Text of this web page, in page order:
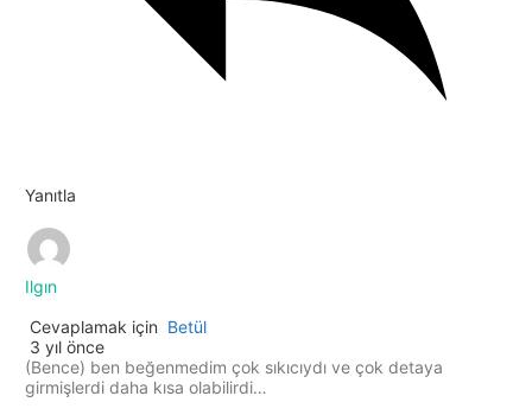
Yanıtla
Ilgın
Cevaplamak için Betül
3 yıl önce
(Bence) ben beğenmedim çok sıkıcıydı ve çok detaya
girmişlerdi daha kısa olabilirdi…